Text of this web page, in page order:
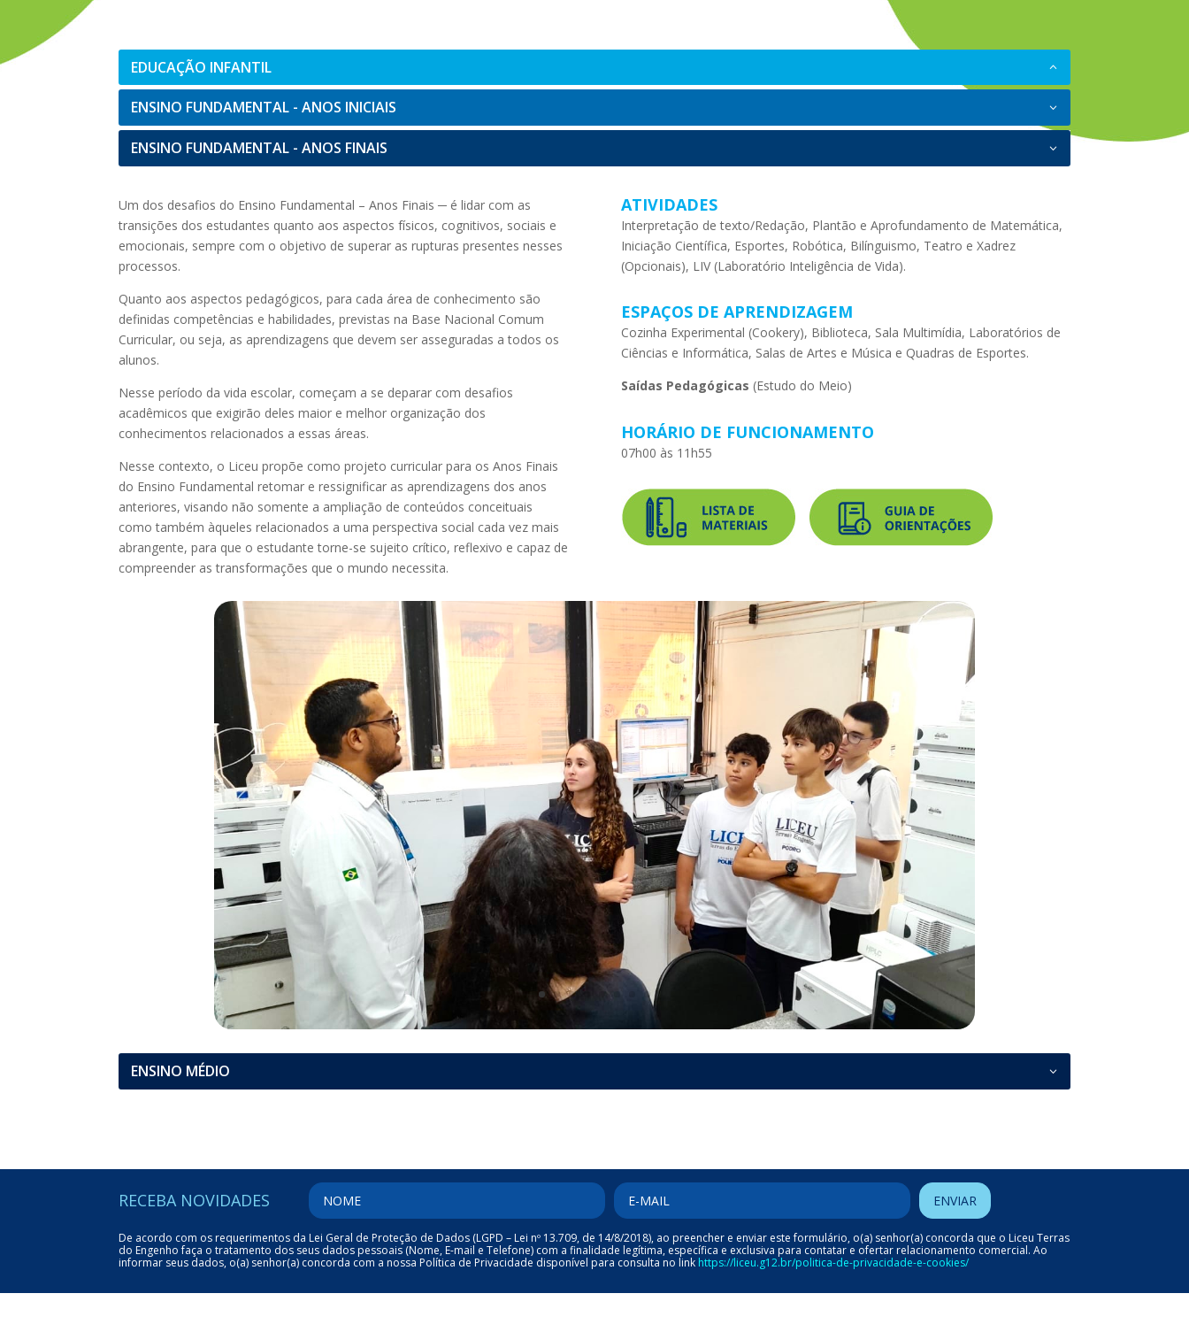
EDUCAÇÃO INFANTIL
ENSINO FUNDAMENTAL - ANOS INICIAIS
ENSINO FUNDAMENTAL - ANOS FINAIS
Um dos desafios do Ensino Fundamental – Anos Finais ─ é lidar com as
transições dos estudantes quanto aos aspectos físicos, cognitivos, sociais e
emocionais, sempre com o objetivo de superar as rupturas presentes nesses
processos.
Quanto aos aspectos pedagógicos, para cada área de conhecimento são
definidas competências e habilidades, previstas na Base Nacional Comum
Curricular, ou seja, as aprendizagens que devem ser asseguradas a todos os
alunos.
Nesse período da vida escolar, começam a se deparar com desafios
acadêmicos que exigirão deles maior e melhor organização dos
conhecimentos relacionados a essas áreas.
Nesse contexto, o Liceu propõe como projeto curricular para os Anos Finais
do Ensino Fundamental retomar e ressignificar as aprendizagens dos anos
anteriores, visando não somente a ampliação de conteúdos conceituais
como também àqueles relacionados a uma perspectiva social cada vez mais
abrangente, para que o estudante torne-se sujeito crítico, reflexivo e capaz de
compreender as transformações que o mundo necessita.
ATIVIDADES
Interpretação de texto/Redação, Plantão e Aprofundamento de Matemática,
Iniciação Científica, Esportes, Robótica, Bilínguismo, Teatro e Xadrez
(Opcionais), LIV (Laboratório Inteligência de Vida).
ESPAÇOS DE APRENDIZAGEM
Cozinha Experimental (Cookery), Biblioteca, Sala Multimídia, Laboratórios de
Ciências e Informática, Salas de Artes e Música e Quadras de Esportes.
Saídas Pedagógicas (Estudo do Meio)
HORÁRIO DE FUNCIONAMENTO
07h00 às 11h55
ENSINO MÉDIO
RECEBA NOVIDADES
De acordo com os requerimentos da Lei Geral de Proteção de Dados (LGPD – Lei nº 13.709, de 14/8/2018), ao preencher e enviar este formulário, o(a) senhor(a) concorda que o Liceu Terras
do Engenho faça o tratamento dos seus dados pessoais (Nome, E-mail e Telefone) com a finalidade legítima, específica e exclusiva para contatar e ofertar relacionamento comercial. Ao
informar seus dados, o(a) senhor(a) concorda com a nossa Política de Privacidade disponível para consulta no link https://liceu.g12.br/politica-de-privacidade-e-cookies/